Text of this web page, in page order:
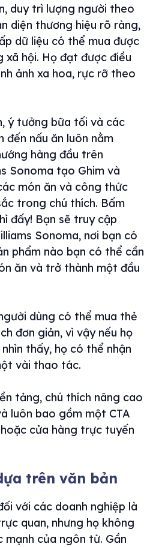
duy trì lượng người theo
diện thương hiệu rõ ràng,
dữ liệu có thể mua được
xã hội. Họ đạt được điều
ảnh xa hoa, rực rỡ theo
ý tưởng bữa tối và các
đến nấu ăn luôn nằm
hàng đầu trên
Sonoma tạo Ghim và
món ăn và công thức
trong chú thích. Bấm
đấy! Bạn sẽ truy cập
Sonoma, nơi bạn có
phẩm nào bạn có thể cần
ăn và trở thành một đầu
dùng có thể mua thẻ
đơn giản, vì vậy nếu họ
thấy, họ có thể nhận
vài thao tác.
tảng, chú thích nâng cao
luôn bao gồm một CTA
cửa hàng trực tuyến
trên văn bản
với các doanh nghiệp là
quan, nhưng họ không
mạnh của ngôn từ. Gần